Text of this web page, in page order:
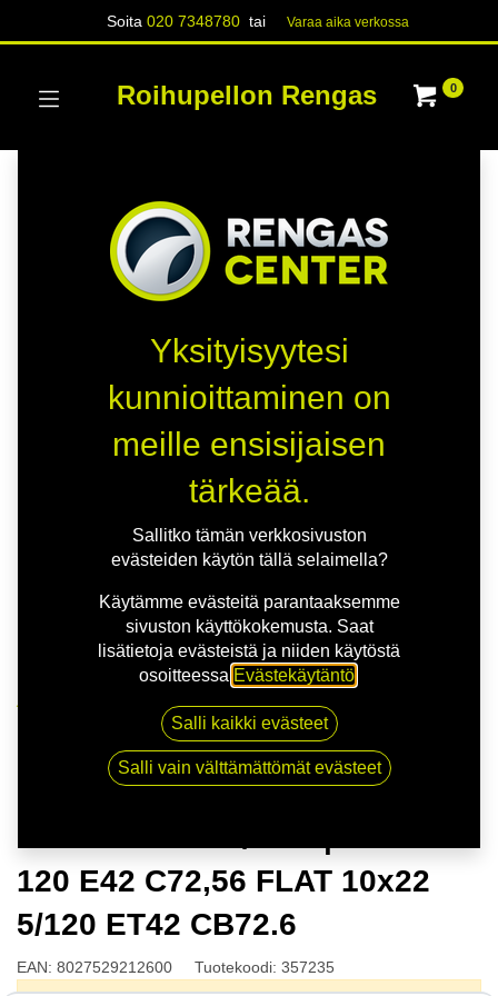
Soita020 7348780 tai Varaa aika verk​​​​ossa
Roihupellon Rengas 0
MSW 51 G.BLK/POL | 10X22 5-120 E42 C72,56 FLAT
10x22 5/120 ET42 CB72.6
120 E42 C72,56 FLAT 10x22
5/120 ET42 CB72.6
EAN: 8027529212600 Tuotekoodi: 357235
Yksityisyytesi
kunnioittaminen on
meille ensisijaisen
tärkeää.
Sallitko tämän verkkosivuston
evästeiden käytön tällä selaimella?
Käytämme evästeitä parantaaksemme
sivuston käyttökokemusta. Saat
lisätietoja evästeistä ja niiden käytöstä
osoitteessa Evästekäytäntö
Salli kaikki evästeet
Salli vain välttämättömät evästeet